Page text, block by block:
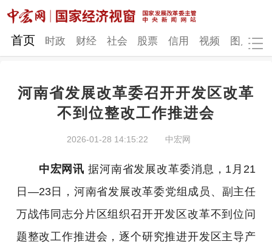
网站地图
财经 社会
图片
地方发展
首页 时政 财经 社会 股票 信用 视频 图片
河南省发展改革委召开开发区改革
不到位整改工作推进会
2026-01-28 14:15:22 中宏网
中宏网讯 据河南省发展改革委消息，1月21
日—23日，河南省发展改革委党组成员、副主任
万战伟同志分片区组织召开开发区改革不到位问
题整改工作推进会，逐个研究推进开发区主导产